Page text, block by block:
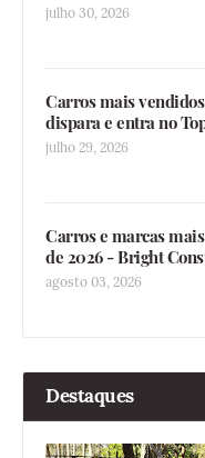
julho 30, 2026
Carros mais
dispara e entra no
julho 29, 2026
Carros e marcas
de 2026 - Bright
agosto 03, 2026
Destaques